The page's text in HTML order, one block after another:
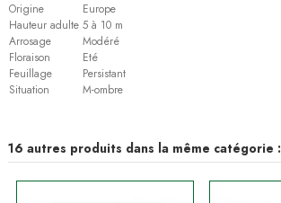
Origine
Europe
Hauteur adulte 5 à 10 m
Arrosage
Modéré
Floraison
Eté
Feuillage
Persistant
Situation
M-ombre
16 autres produits dans la même catégorie :